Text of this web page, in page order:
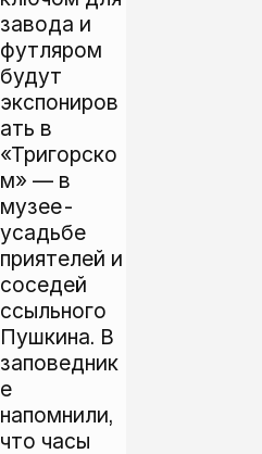
завода и
футляром
будут
экспониров
ать в
«Тригорско
м» — в
музее-
усадьбе
приятелей и
соседей
ссыльного
Пушкина. В
заповедник
е
напомнили,
что часы